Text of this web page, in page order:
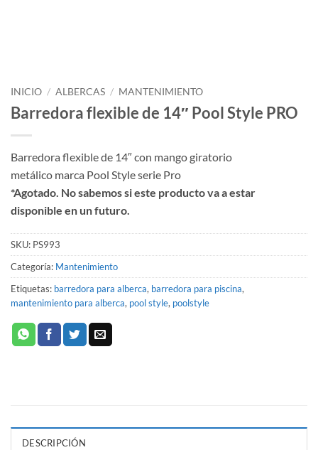
INICIO / ALBERCAS / MANTENIMIENTO
Barredora flexible de 14″ Pool Style PRO
Barredora flexible de 14″ con mango giratorio
metálico marca Pool Style serie Pro
*Agotado. No sabemos si este producto va a estar
disponible en un futuro.
SKU: PS993
Categoría: Mantenimiento
Etiquetas: barredora para alberca, barredora para piscina,
mantenimiento para alberca, pool style, poolstyle
DESCRIPCIÓN